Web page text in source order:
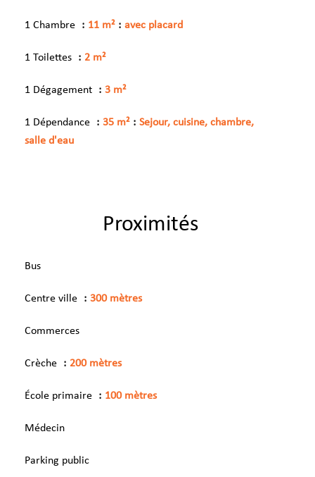
1 Chambre 11 m² avec placard
1 Toilettes 2 m²
1 Dégagement 3 m²
1 Dépendance 35 m²
Sejour, cuisine, chambre,
salle d'eau
Proximités
Bus
Centre ville 300 mètres
Commerces
Crèche 200 mètres
École primaire 100 mètres
Médecin
Parking public